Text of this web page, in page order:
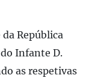
República
Infante D.
as respetivas